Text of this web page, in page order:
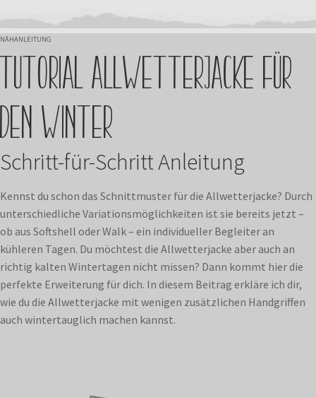
Kontakt
NÄHANLEITUNG
Tutorial Allwetterjacke für
den Winter
Schritt-für-Schritt Anleitung
Kennst du schon das Schnittmuster für die Allwetterjacke? Durch
unterschiedliche Variationsmöglichkeiten ist sie bereits jetzt –
ob aus Softshell oder Walk – ein individueller Begleiter an
kühleren Tagen. Du möchtest die Allwetterjacke aber auch an
richtig kalten Wintertagen nicht missen? Dann kommt hier die
perfekte Erweiterung für dich. In diesem Beitrag erkläre ich dir,
wie du die Allwetterjacke mit wenigen zusätzlichen Handgriffen
auch wintertauglich machen kannst.